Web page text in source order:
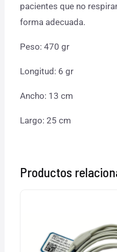
pacientes que no
forma adecuada.
Peso: 470 gr
Longitud: 6 gr
Ancho: 13 cm
Largo: 25 cm
Productos